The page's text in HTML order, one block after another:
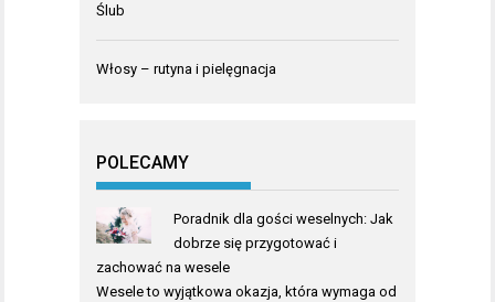
Ślub
Włosy – rutyna i pielęgnacja
POLECAMY
Poradnik dla gości weselnych: Jak
dobrze się przygotować i
zachować na wesele
Wesele to wyjątkowa okazja, która wymaga od